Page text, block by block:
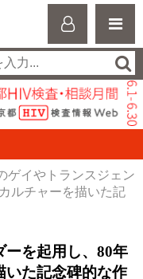
ゲイやトランスジェン
ルチャーを描いた記
ーを起用し、80年
いた記念碑的な作